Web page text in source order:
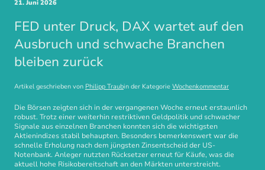
21. Juni 2026
FED unter Druck, DAX wartet auf den
Ausbruch und schwache Branchen
bleiben zurück
Artikel geschrieben von Philipp Traubin der Kategorie Wochenkommentar
Die Börsen zeigten sich in der vergangenen Woche erneut erstaunlich
robust. Trotz einer weiterhin restriktiven Geldpolitik und schwacher
Signale aus einzelnen Branchen konnten sich die wichtigsten
Aktienindizes stabil behaupten. Besonders bemerkenswert war die
schnelle Erholung nach dem jüngsten Zinsentscheid der US-
Notenbank. Anleger nutzten Rücksetzer erneut für Käufe, was die
aktuell hohe Risikobereitschaft an den Märkten unterstreicht.